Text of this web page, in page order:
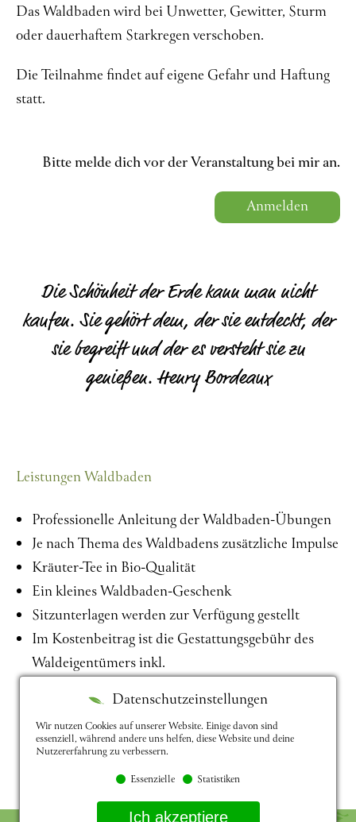
Das Waldbaden wird bei Unwetter, Gewitter, Sturm
oder dauerhaftem Starkregen verschoben.
Die Teilnahme findet auf eigene Gefahr und Haftung
statt.
Bitte melde dich vor der Veranstaltung bei mir an.
Anmelden
Die Schönheit der Erde kann man nicht
kaufen. Sie gehört dem, der sie entdeckt, der
sie begreift und der es versteht sie zu
genießen. Henry Bordeaux
Leistungen Waldbaden
Professionelle Anleitung der Waldbaden-Übungen
Je nach Thema des Waldbadens zusätzliche Impulse
Kräuter-Tee in Bio-Qualität
Ein kleines Waldbaden-Geschenk
Sitzunterlagen werden zur Verfügung gestellt
Im Kostenbeitrag ist die Gestattungsgebühr des
Waldeigentümers inkl.
Datenschutzeinstellungen
Wir nutzen Cookies auf unserer Website. Einige davon sind
essenziell, während andere uns helfen, diese Website und deine
Nutzererfahrung zu verbessern.
Essenzielle
Statistiken
Ich akzeptiere